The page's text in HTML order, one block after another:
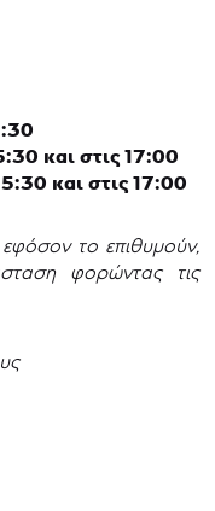
και στις 17:00
και στις 17:00
το επιθυμούν,
φορώντας τις